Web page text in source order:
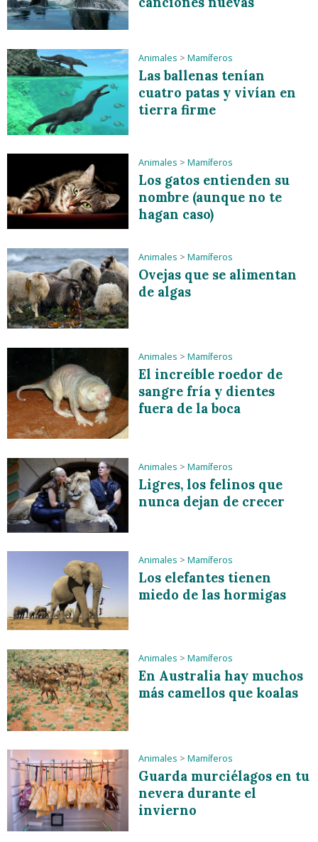
Animales > Mamíferos
Las ballenas tenían
cuatro patas y vivían en
tierra firme
Animales > Mamíferos
Los gatos entienden su
nombre (aunque no te
hagan caso)
Animales > Mamíferos
Ovejas que se alimentan
de algas
Animales > Mamíferos
El increíble roedor de
sangre fría y dientes
fuera de la boca
Animales > Mamíferos
Ligres, los felinos que
nunca dejan de crecer
Animales > Mamíferos
Los elefantes tienen
miedo de las hormigas
Animales > Mamíferos
En Australia hay muchos
más camellos que koalas
Animales > Mamíferos
Guarda murciélagos en tu
nevera durante el
invierno